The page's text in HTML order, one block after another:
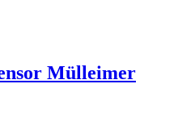
Mülleimer